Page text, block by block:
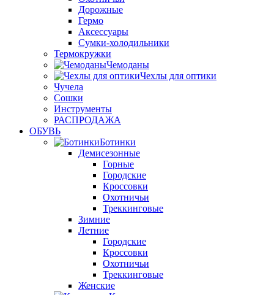
Дорожные
Гермо
Аксессуары
Сумки-холодильники
Термокружки
Чемоданы
Чехлы для оптики
Чучела
Сошки
Инструменты
РАСПРОДАЖА
ОБУВЬ
Ботинки
Демисезонные
Горные
Городские
Кроссовки
Охотничьи
Треккинговые
Зимние
Летние
Городские
Кроссовки
Охотничьи
Треккинговые
Женские